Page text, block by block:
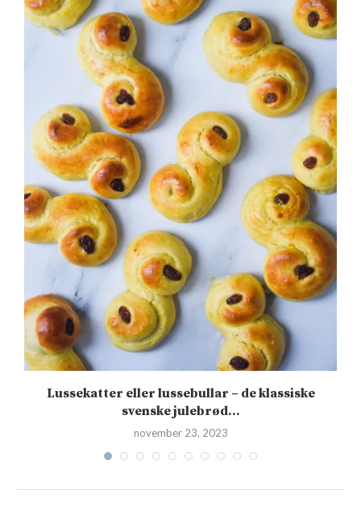
Lussekatter eller lussebullar – de klassiske
svenske julebrød...
november 23, 2023